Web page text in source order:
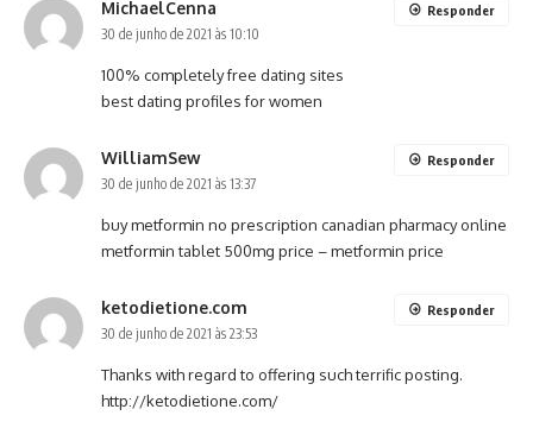
MichaelCenna
30 de junho de 2021 às 10:10
100% completely free dating sites
best dating profiles for women
Responder
WilliamSew
30 de junho de 2021 às 13:37
buy metformin no prescription canadian pharmacy online
metformin tablet 500mg price – metformin price
Responder
ketodietione.com
30 de junho de 2021 às 23:53
Thanks with regard to offering such terrific posting.
http://ketodietione.com/
Responder